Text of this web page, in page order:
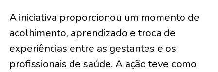
A iniciativa proporcionou um momento de
acolhimento, aprendizado e troca de
experiências entre as gestantes e os
profissionais de saúde. A ação teve como